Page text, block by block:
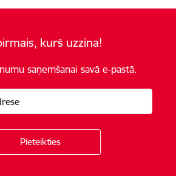
kurš uzzina!
saņemšanai savā e-pastā.